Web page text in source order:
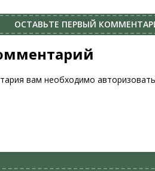
ОСТАВЬТЕ ПЕРВЫЙ
вам необходимо